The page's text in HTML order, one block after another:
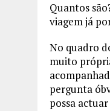
Quantos
viagem já
No quadro
muito
pergunta
possa